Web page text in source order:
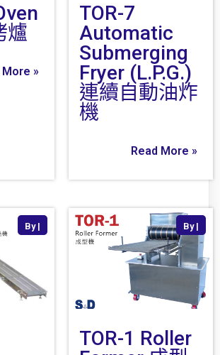
爐
More »
TOR-7
Automatic
Submerging
Fryer (L.P.G.)
連續自動油炸
機
Read More »
By |
TOR-1 Roller
By |